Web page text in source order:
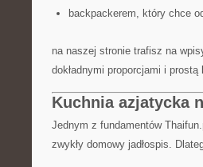
backpackerem, który chce
na naszej stronie trafisz na
dokładnymi proporcjami i prostą
Kuchnia azjatycka
Jednym z fundamentów
zwykły domowy jadłospis.